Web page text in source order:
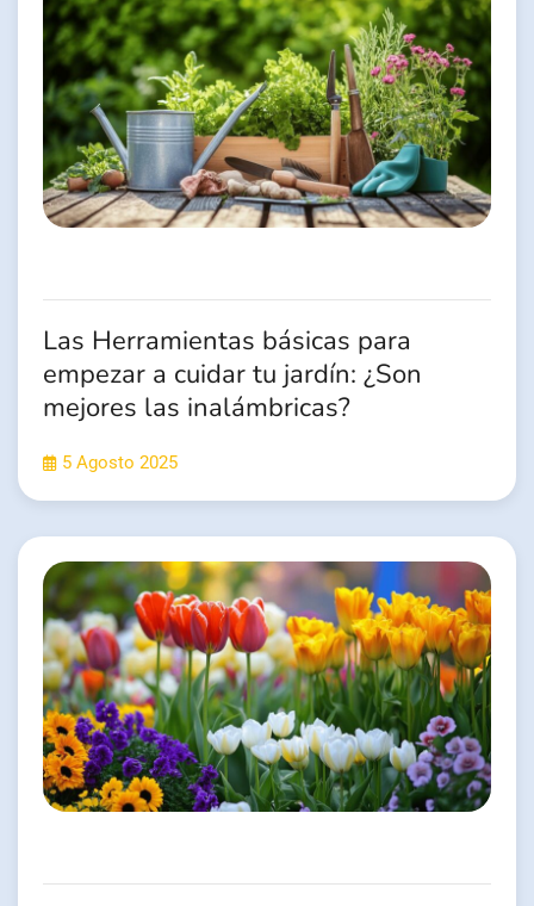
Las Herramientas básicas para
empezar a cuidar tu jardín: ¿Son
mejores las inalámbricas?
5 Agosto 2025